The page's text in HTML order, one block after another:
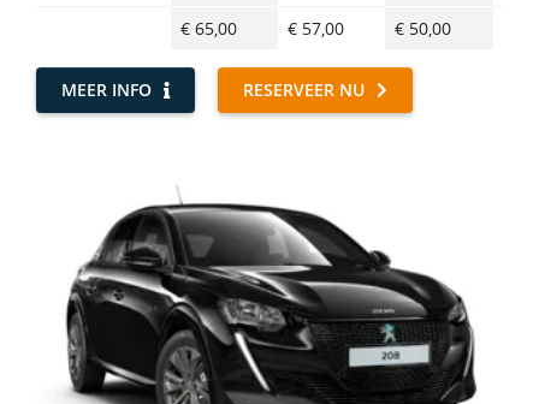
€ 65,00
€ 57,00 € 50,00
MEER INFO RESERVEER NU